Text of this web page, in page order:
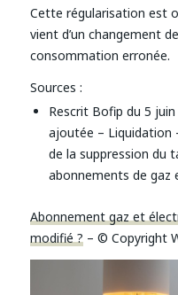
Cette régularisation est
vient d’un changement
consommation erronée.
Sources :
Rescrit Bofip du 5 juin
ajoutée – Liquidation
de la suppression du
abonnements de gaz
Abonnement gaz et
modifié ? – © Copyright